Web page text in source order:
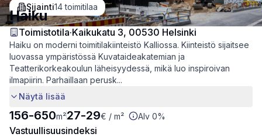
Sijainti14toimitilaa
Haiku
Toimistotila·Kaikukatu 3, 00530 Helsinki
Haiku on moderni toimitilakiinteistö Kalliossa. Kiinteistö sijaitsee
luovassa ympäristössä Kuvataideakatemian ja
Teatterikorkeakoulun läheisyydessä, mikä luo inspiroivan
ilmapiirin. Parhaillaan perusk...
Näytä lisää
156-650m²27-29€ / m² Alv 0%
Vastuullisuusindeksi